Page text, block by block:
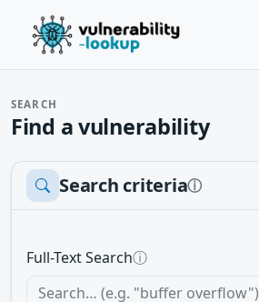
SEARCH
Find a vulnerability
Search criteriaⓘ
Full-Text Searchⓘ